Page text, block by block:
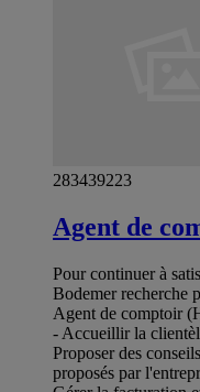
283439223
Agent de
Pour continuer à
Bodemer recherche
Agent de comptoir
- Accueillir la
Proposer des
proposés par